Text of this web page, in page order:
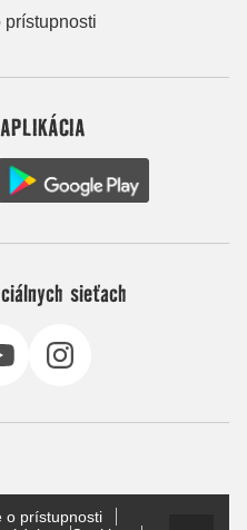
prístupnosti
sieťach
o prístupnosti